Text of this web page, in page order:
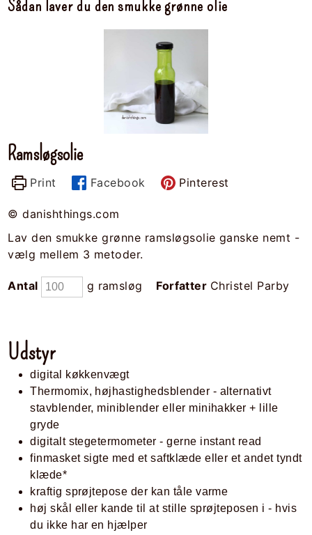
Sådan laver du den smukke grønne olie
Ramsløgsolie
Print Facebook Pinterest
© danishthings.com
Lav den smukke grønne ramsløgsolie ganske nemt -
vælg mellem 3 metoder.
Antal g ramsløg Forfatter Christel Parby
Udstyr
digital køkkenvægt
Thermomix, højhastighedsblender - alternativt
stavblender, miniblender eller minihakker + lille
gryde
digitalt stegetermometer - gerne instant read
finmasket sigte med et saftklæde eller et andet tyndt
klæde*
kraftig sprøjtepose der kan tåle varme
høj skål eller kande til at stille sprøjteposen i - hvis
du ikke har en hjælper